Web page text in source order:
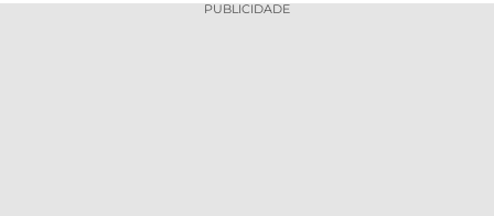
PUBLICIDADE